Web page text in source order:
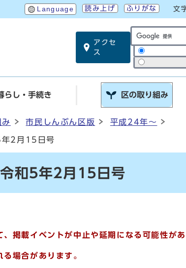
Language 読み上げ ふりがな 文
アクセ
ス
サイト内検索
らし・手続き 区の取り組み
市民しんぶん区版 平成24年～
2月15日号
和5年2月15日号
掲載イベントが中止や延期になる可能性が
場合があります。